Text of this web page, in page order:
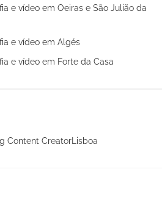
e vídeo em Oeiras e São Julião da
e vídeo em Algés
e vídeo em Forte da Casa
Content CreatorLisboa